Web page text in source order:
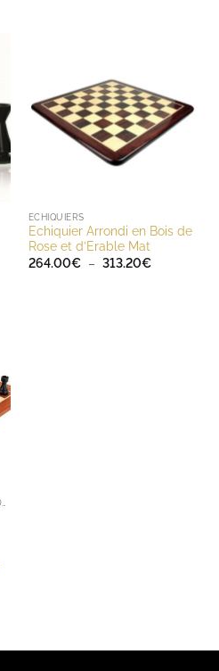
ECHIQUIERS
Echiquier Arrondi en Bois de
Rose et d’Erable Mat
264.00€ – 313.20€Plage